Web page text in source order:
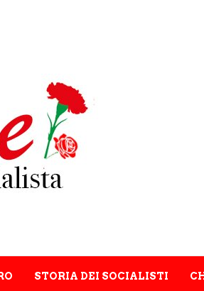
STORIA DEI SOCIALISTI